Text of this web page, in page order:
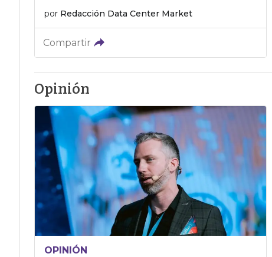
por Redacción Data Center Market
Compartir
Opinión
OPINIÓN